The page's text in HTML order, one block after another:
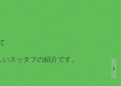
いスッタフの紹介です。